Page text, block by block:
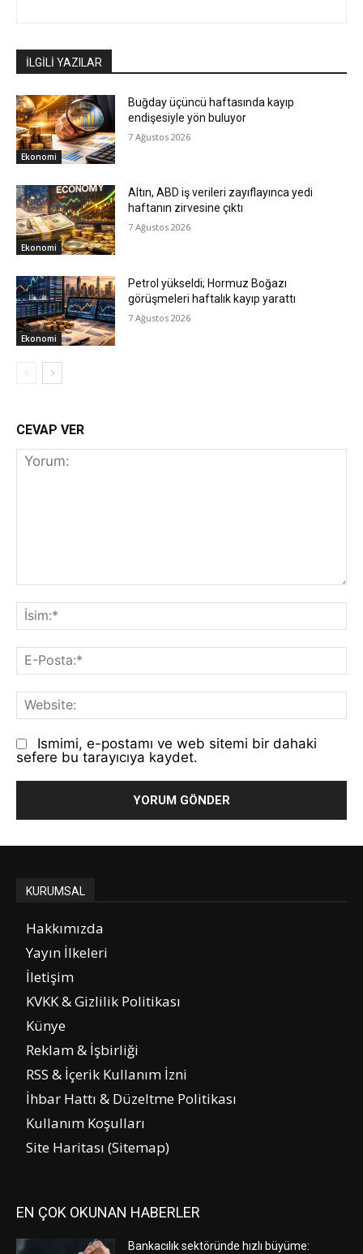
İLGİLİ YAZILAR
Ekonomi
Buğday üçüncü haftasında kayıp
endişesiyle yön buluyor
7 Ağustos 2026
Ekonomi
Altın, ABD iş verileri zayıflayınca yedi
haftanın zirvesine çıktı
7 Ağustos 2026
Ekonomi
Petrol yükseldi; Hormuz Boğazı
görüşmeleri haftalık kayıp yarattı
7 Ağustos 2026
CEVAP VER
Yorum:
E-
Ismimi, e-postamı ve web sitemi bir dahaki
sefere bu tarayıcıya kaydet.
KURUMSAL
Hakkımızda
Yayın İlkeleri
İletişim
KVKK & Gizlilik Politikası
Künye
Reklam & İşbirliği
RSS & İçerik Kullanım İzni
İhbar Hattı & Düzeltme Politikası
Kullanım Koşulları
Site Haritası (Sitemap)
EN ÇOK OKUNAN HABERLER
Bankacılık sektöründe hızlı büyüme: